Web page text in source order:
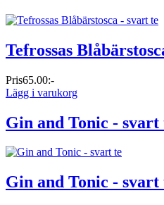
Tefrossas
Pris65.00:-
Lägg i varukorg
Gin and Tonic - svart
Gin and Tonic - svart